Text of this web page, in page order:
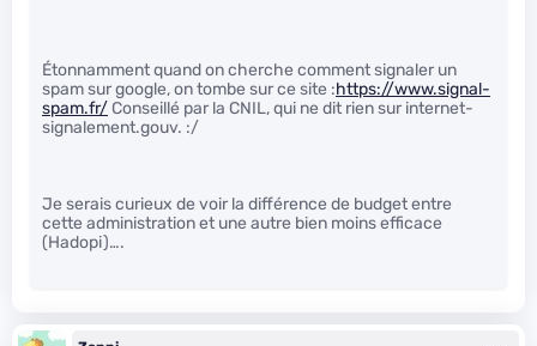
Étonnamment quand on cherche comment signaler un
spam sur google, on tombe sur ce site :https://www.signal-
spam.fr/ Conseillé par la CNIL, qui ne dit rien sur internet-
signalement.gouv. :/
Je serais curieux de voir la différence de budget entre
cette administration et une autre bien moins efficace
(Hadopi)….